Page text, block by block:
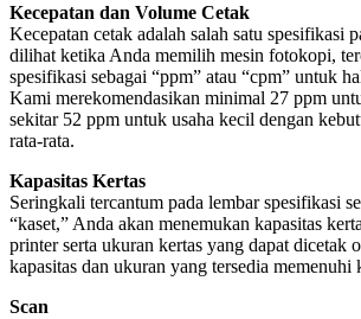
Kecepatan dan Volume Cetak
Kecepatan cetak adalah salah satu spesifikasi
dilihat ketika Anda memilih mesin fotokopi,
spesifikasi sebagai “ppm” atau “cpm” untuk
Kami merekomendasikan minimal 27 ppm
sekitar 52 ppm untuk usaha kecil dengan
rata-rata.
Kapasitas Kertas
Seringkali tercantum pada lembar spesifikasi
“kaset,” Anda akan menemukan kapasitas
printer serta ukuran kertas yang dapat dicetak
kapasitas dan ukuran yang tersedia memenuhi
Scan